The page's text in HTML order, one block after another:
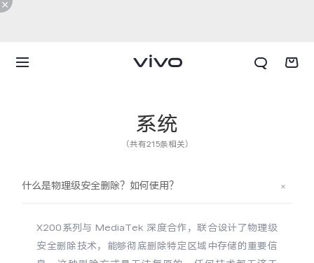
系统
（共有215条相关）
什么是物理级安全删除？如何使用？
X200系列与 MediaTek 深度合作，联合设计了物理级
安全删除技术，能够彻底删除特定区域中存储的重要信